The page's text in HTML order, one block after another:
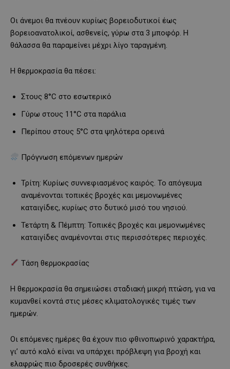
Οι άνεμοι θα πνέουν κυρίως βορειοδυτικοί έως
βορειοανατολικοί, ασθενείς, γύρω στα 3 μποφόρ. Η
θάλασσα θα παραμείνει μέχρι λίγο ταραγμένη.
Η θερμοκρασία θα πέσει:
Στους 8°C στο εσωτερικό
Γύρω στους 11°C στα παράλια
Περίπου στους 5°C στα ψηλότερα ορεινά
Πρόγνωση επόμενων ημερών
Τρίτη: Κυρίως συννεφιασμένος καιρός. Το απόγευμα
αναμένονται τοπικές βροχές και μεμονωμένες
καταιγίδες, κυρίως στο δυτικό μισό του νησιού.
Τετάρτη & Πέμπτη: Τοπικές βροχές και μεμονωμένες
καταιγίδες αναμένονται στις περισσότερες περιοχές.
Τάση θερμοκρασίας
Η θερμοκρασία θα σημειώσει σταδιακή μικρή πτώση, για να
κυμανθεί κοντά στις μέσες κλιματολογικές τιμές των
ημερών.
Οι επόμενες ημέρες θα έχουν πιο φθινοπωρινό χαρακτήρα,
γι’ αυτό καλό είναι να υπάρχει πρόβλεψη για βροχή και
ελαφρώς πιο δροσερές συνθήκες.